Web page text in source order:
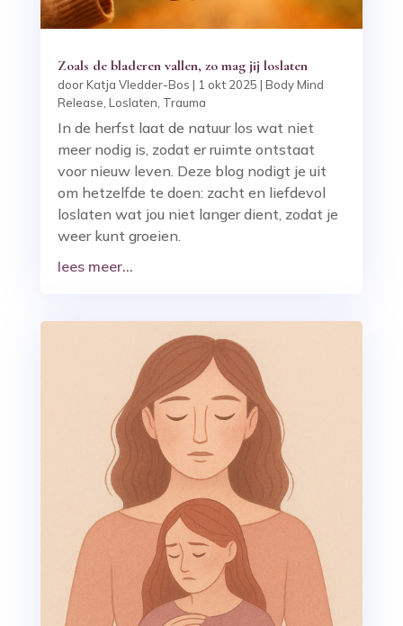
Zoals de bladeren vallen, zo mag jij loslaten
doorKatja Vledder-Bos | 1 okt 2025 | Body Mind
Release Loslaten Trauma
In de herfst laat de natuur los wat niet
meer nodig is, zodat er ruimte ontstaat
voor nieuw leven. Deze blog nodigt je uit
om hetzelfde te doen: zacht en liefdevol
loslaten wat jou niet langer dient, zodat je
weer kunt groeien.
lees meer...